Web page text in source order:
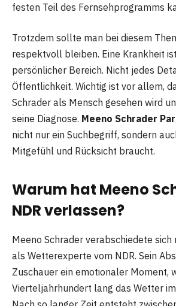
festen Teil des Fernsehprogramms
Trotzdem sollte man bei diesem
respektvoll bleiben. Eine Krankheit
persönlicher Bereich. Nicht jedes
Öffentlichkeit. Wichtig ist vor allem,
Schrader als Mensch gesehen wird
seine Diagnose. Meeno Schrader
nicht nur ein Suchbegriff, sondern
Mitgefühl und Rücksicht braucht.
Warum hat Meeno
NDR verlassen?
Meeno Schrader verabschiedete sich
als Wetterexperte vom NDR. Sein
Zuschauer ein emotionaler Moment,
Vierteljahrhundert lang das Wetter